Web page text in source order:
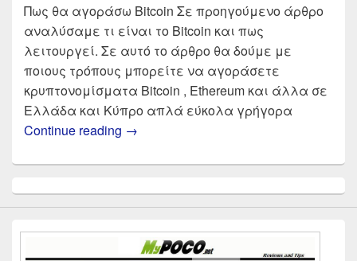
Πως θα αγοράσω Bitcoin Σε προηγούμενο άρθρο
αναλύσαμε τι είναι το Bitcoin και πως
λειτουργεί. Σε αυτό το άρθρο θα δούμε με
ποιους τρόπους μπορείτε να αγοράσετε
κρυπτονομίσματα Bitcoin , Ethereum και άλλα σε
Ελλάδα και Κύπρο απλά εύκολα γρήγορα
Continue reading Αγορά Bitcoin 2025 | Σύγκριση
→
Sidebar
Widget